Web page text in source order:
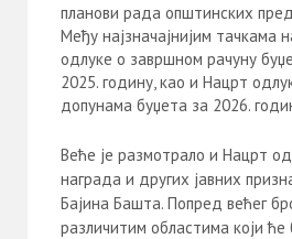
планови рада општинских
Међу најзначајнијим тачкама
одлуке о завршном рачуну
2025. годину, као и Нацрт
допунама буџета за 2026.
Веће је размотрало и Нацрт
награда и других јавних
Бајина Башта. Попред већег
различитим областима који ће